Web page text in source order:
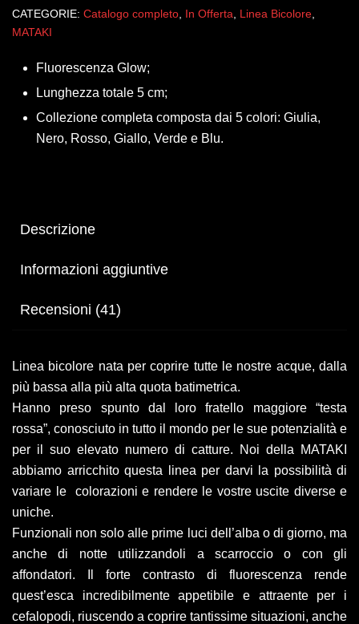
CATEGORIE: Catalogo completo In Offerta Linea Bicolore
MATAKI
Fluorescenza Glow;
Lunghezza totale 5 cm;
Collezione completa composta dai 5 colori: Giulia,
Nero, Rosso, Giallo, Verde e Blu.
Descrizione
Informazioni aggiuntive
Recensioni (41)
Linea bicolore nata per coprire tutte le nostre acque, dalla
più bassa alla più alta quota batimetrica.
Hanno preso spunto dal loro fratello maggiore “testa
rossa”, conosciuto in tutto il mondo per le sue potenzialità e
per il suo elevato numero di catture. Noi della MATAKI
abbiamo arricchito questa linea per darvi la possibilità di
variare le colorazioni e rendere le vostre uscite diverse e
uniche.
Funzionali non solo alle prime luci dell’alba o di giorno, ma
anche di notte utilizzandoli a scarroccio o con gli
affondatori. Il forte contrasto di fluorescenza rende
quest’esca incredibilmente appetibile e attraente per i
cefalopodi, riuscendo a coprire tantissime situazioni, anche